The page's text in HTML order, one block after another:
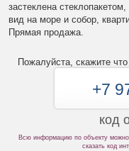
застеклена
вид на море и собор,
Прямая продажа.
Пожалуйста, скажите
+7
код
Всю информацию по объекту можно
сказать код